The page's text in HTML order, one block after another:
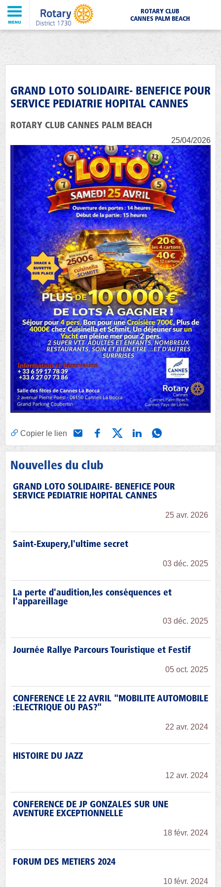
ROTARY CLUB
CANNES PALM BEACH
GRAND LOTO SOLIDAIRE- BENEFICE POUR
SERVICE PEDIATRIE HOPITAL CANNES
ROTARY CLUB CANNES PALM BEACH
25/04/2026
Copier le lien
Nouvelles du club
GRAND LOTO SOLIDAIRE- BENEFICE POUR
SERVICE PEDIATRIE HOPITAL CANNES
25 avr. 2026
Saint-Exupery,l'ultime secret
03 déc. 2025
La perte d'audition,les conséquences et
l'appareillage
03 déc. 2025
Journée Rallye Parcours Touristique et Festif
05 oct. 2025
CONFERENCE LE 22 AVRIL "MOBILITE AUTOMOBILE
:ELECTRIQUE OU PAS?"
22 avr. 2024
HISTOIRE DU JAZZ
12 avr. 2024
CONFERENCE DE JP GONZALES SUR UNE
AVENTURE EXCEPTIONNELLE
18 févr. 2024
FORUM DES METIERS 2024
10 févr. 2024